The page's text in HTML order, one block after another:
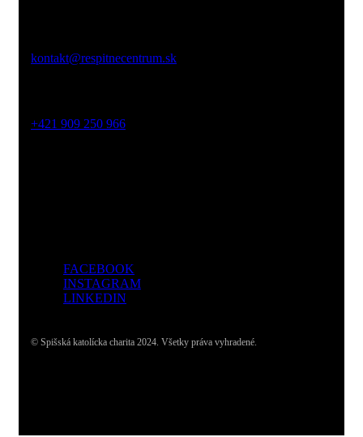
kontakt@respitnecentrum.sk
+421 909 250 966
FACEBOOK
INSTAGRAM
LINKEDIN
© Spišská katolícka charita 2024. Všetky práva vyhradené.